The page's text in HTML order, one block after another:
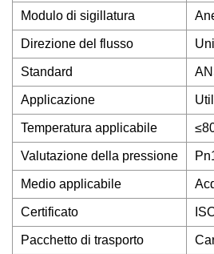
Modulo di sigillatura
Direzione del flusso
Standard
Applicazione
Temperatura applicabile
Valutazione della pressione
Medio applicabile
Certificato
Pacchetto di trasporto